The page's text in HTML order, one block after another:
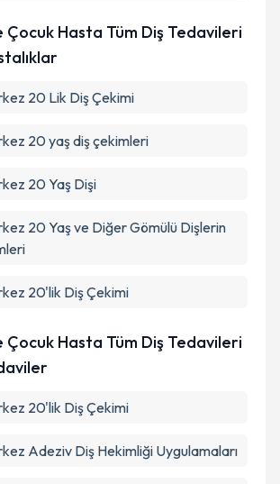
Çocuk Hasta Tüm Diş Tedavileri
20 Lik Diş Çekimi
20 yaş diş çekimleri
20 Yaş Dişi
20 Yaş ve Diğer Gömülü Dişlerin
20'lik Diş Çekimi
Çocuk Hasta Tüm Diş Tedavileri
20'lik Diş Çekimi
Adeziv Diş Hekimliği Uygulamaları